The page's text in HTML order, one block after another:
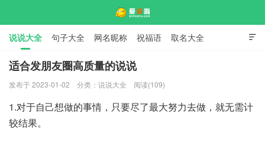

说说大全 句子大全 网名昵称 祝福语 取名大全
标语口号 签名大全
适合发朋友圈高质量的说说
发布于 2023-01-02 分类： 说说大全 阅读(109)
1.对于自己想做的事情，只要尽了最大努力去做，就无需计
较结果。